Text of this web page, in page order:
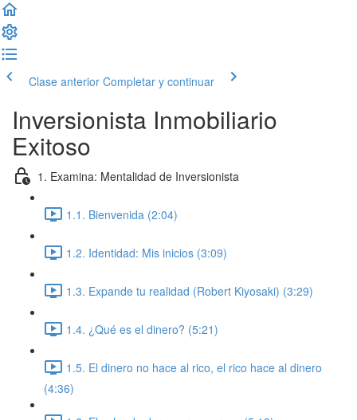
Clase anterior Completar y continuar
Inversionista Inmobiliario
Exitoso
1. Examina: Mentalidad de Inversionista
1.1. Bienvenida (2:04)
1.2. Identidad: Mis inicios (3:09)
1.3. Expande tu realidad (Robert Kiyosaki) (3:29)
1.4. ¿Qué es el dinero? (5:21)
1.5. El dinero no hace al rico, el rico hace al dinero
(4:36)